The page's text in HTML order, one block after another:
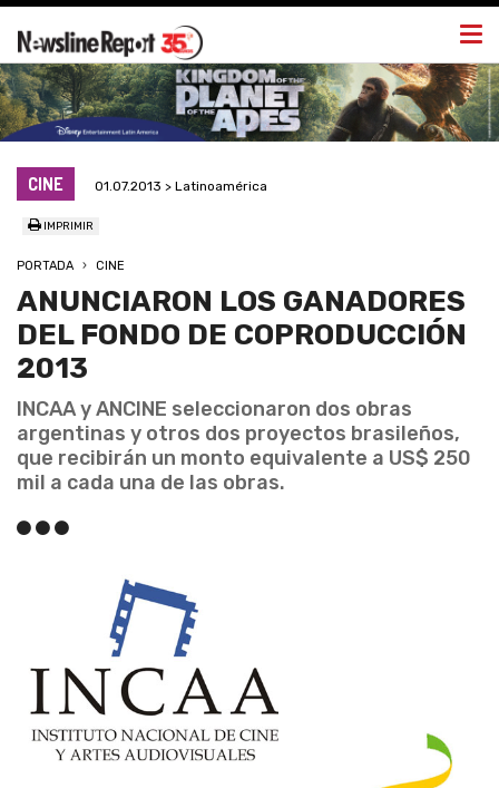
CINE 01.07.2013 > Latinoamérica
IMPRIMIR
PORTADA CINE
ANUNCIARON LOS GANADORES
DEL FONDO DE COPRODUCCIÓN
2013
INCAA y ANCINE seleccionaron dos obras
argentinas y otros dos proyectos brasileños,
que recibirán un monto equivalente a US$ 250
mil a cada una de las obras.